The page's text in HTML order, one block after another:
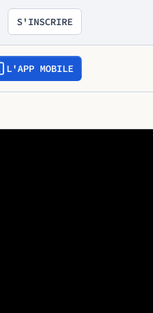
S'INSCRIRE
L'APP MOBILE